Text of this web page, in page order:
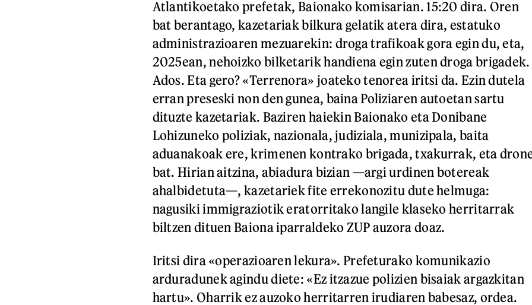
Atlantikoetako prefetak, Baionako komisarian. 15:20 dira. Oren
bat berantago, kazetariak bilkura gelatik atera dira, estatuko
administrazioaren mezuarekin: droga trafikoak gora egin du, eta,
2025ean, nehoizko bilketarik handiena egin zuten droga brigadek.
Ados. Eta gero? «Terrenora» joateko tenorea iritsi da. Ezin dutela
erran preseski non den gunea, baina Poliziaren autoetan sartu
dituzte kazetariak. Baziren haiekin Baionako eta Donibane
Lohizuneko poliziak, nazionala, judiziala, munizipala, baita
aduanakoak ere, krimenen kontrako brigada, txakurrak, eta
bat. Hirian aitzina, abiadura bizian —argi urdinen botereak
ahalbidetuta—, kazetariek fite errekonozitu dute helmuga:
nagusiki immigraziotik eratorritako langile klaseko herritarrak
biltzen dituen Baiona iparraldeko ZUP auzora doaz.
Iritsi dira «operazioaren lekura». Prefeturako komunikazio
arduradunek agindu diete: «Ez itzazue polizien bisaiak argazkitan
hartu». Oharrik ez auzoko herritarren irudiaren babesaz, ordea.